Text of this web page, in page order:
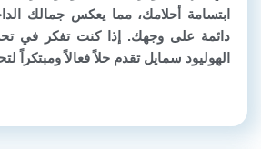
ابتسامة أحلامك، مما يعكس جمالك
دائمة على وجهك. إذا كنت تفكر في
الهوليود سمايل تقدم حلاً فعالاً ومبتكراً